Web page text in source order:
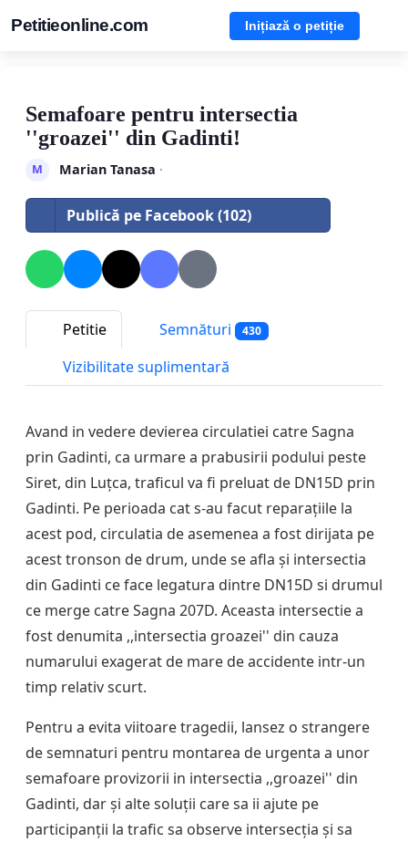
Petitieonline.com Inițiază o petiție
Semafoare pentru intersectia
''groazei'' din Gadinti!
M Marian Tanasa ·
Publică pe Facebook (102)
Petitie Semnături 430
Vizibilitate suplimentară
Avand in vedere devierea circulatiei catre Sagna
prin Gadinti, ca urmare a prabusirii podului peste
Siret, din Luțca, traficul va fi preluat de DN15D prin
Gadinti. Pe perioada cat s-au facut reparațiile la
acest pod, circulatia de asemenea a fost dirijata pe
acest tronson de drum, unde se afla și intersectia
din Gadinti ce face legatura dintre DN15D si drumul
ce merge catre Sagna 207D. Aceasta intersectie a
fost denumita ,,intersectia groazei'' din cauza
numarului exagerat de mare de accidente intr-un
timp relativ scurt.
Pentru a evita viitoare tragedii, lansez o strangere
de semnaturi pentru montarea de urgenta a unor
semafoare provizorii in intersectia ,,groazei'' din
Gadinti, dar și alte soluții care sa ii ajute pe
participanții la trafic sa observe intersecția și sa